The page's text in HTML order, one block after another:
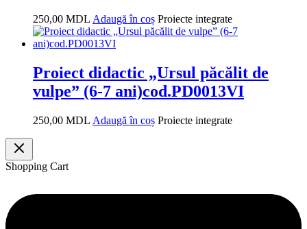
250,00 MDL Adaugă în coș Proiecte integrate
Proiect didactic „Ursul păcălit de
vulpe” (6-7 ani)cod.PD0013VI
250,00 MDL Adaugă în coș Proiecte integrate
Shopping Cart